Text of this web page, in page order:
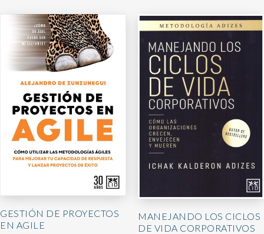
GESTIÓN DE PROYECTOS
EN AGILE
MANEJANDO LOS CICLOS
DE VIDA CORPORATIVOS